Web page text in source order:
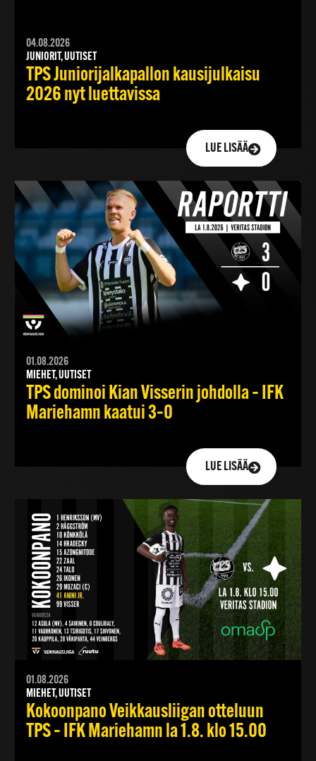
04.08.2026
JUNIORIT, UUTISET
TPS Juniorijalkapallon kausijulkaisu
2026 nyt luettavissa
LUE LISÄÄ
01.08.2026
MIEHET, UUTISET
TPS dominoi Kian Visserin johdolla – IFK
Mariehamn kaatui 3–0
LUE LISÄÄ
01.08.2026
MIEHET, UUTISET
Kokoonpano Veikkausliigan otteluun
TPS – IFK Mariehamn la 1.8. klo 15.00